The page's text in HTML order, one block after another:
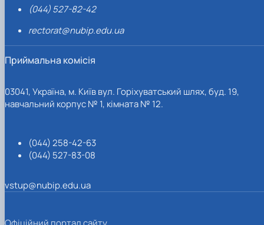
(044) 527-82-42
rectorat@nubip.edu.ua
Приймальна комісія
03041, Україна, м. Київ вул. Горіхуватський шлях, буд. 19,
навчальний корпус № 1, кімната № 12.
(044) 258-42-63
(044) 527-83-08
vstup@nubip.edu.ua